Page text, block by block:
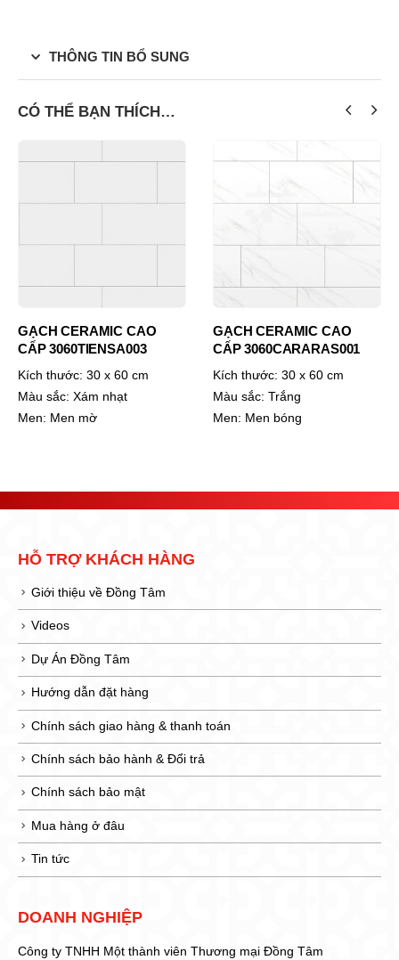
THÔNG TIN BỔ SUNG
CÓ THỂ BẠN THÍCH…
GẠCH CERAMIC CAO
CẤP 3060CARARAS001
Kích thước:30 x 60 cm
Màu sắc:
Men:
GẠCH CERAMIC
CẤP 3060ROXY002
Kích thước:30 x 60
Màu sắc:
Men:
HỖ TRỢ KHÁCH HÀNG
Giới thiệu về Đồng Tâm
Videos
Dự Án Đồng Tâm
Hướng dẫn đặt hàng
Chính sách giao hàng & thanh toán
Chính sách bảo hành & Đổi trả
Chính sách bảo mật
Mua hàng ở đâu
Tin tức
DOANH NGHIỆP
Công ty TNHH Một thành viên Thương mại Đồng Tâm